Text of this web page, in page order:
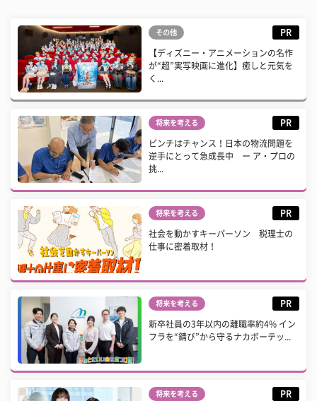
その他 PR
【ディズニー・アニメーションの名作
が“超”実写映画に進化】癒しと元気を
く...
将来を考える PR
ピンチはチャンス！日本の物流問題を
逆手にとって急成長中 ー ア・プロの
挑...
将来を考える PR
社会を動かすキーパーソン 税理士の
仕事に密着取材！
将来を考える PR
新卒社員の3年以内の離職率約4% イン
フラを“錆び”から守るナカボーテッ...
将来を考える PR